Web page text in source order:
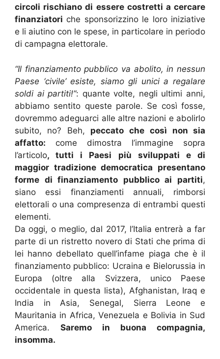
circoli rischiano di essere costretti a cercare
finanziatori che sponsorizzino le loro iniziative
e li aiutino con le spese, in particolare in periodo
di campagna elettorale.
“Il finanziamento pubblico va abolito, in nessun
Paese ‘civile’ esiste, siamo gli unici a regalare
soldi ai partiti!”: quante volte, negli ultimi anni,
abbiamo sentito queste parole. Se così fosse,
dovremmo adeguarci alle altre nazioni e abolirlo
subito, no? Beh, peccato che così non sia
affatto: come dimostra l’immagine sopra
l’articolo, tutti i Paesi più sviluppati e di
maggior tradizione democratica presentano
forme di finanziamento pubblico ai partiti,
siano essi finanziamenti annuali, rimborsi
elettorali o una compresenza di entrambi questi
elementi.
Da oggi, o meglio, dal 2017, l’Italia entrerà a far
parte di un ristretto novero di Stati che prima di
lei hanno debellato quell’infame piaga che è il
finanziamento pubblico: Ucraina e Bielorussia in
Europa (oltre alla Svizzera, unico Paese
occidentale in questa lista), Afghanistan, Iraq e
India in Asia, Senegal, Sierra Leone e
Mauritania in Africa, Venezuela e Bolivia in Sud
America. Saremo in buona compagnia,
insomma.